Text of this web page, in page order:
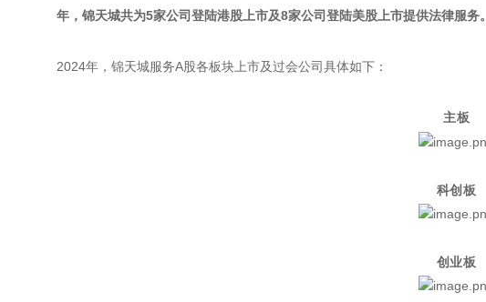
年，锦天城共为5家公司登陆港股上市及8家公司登陆美股上市提供法律服务。
2024年，锦天城服务A股各板块上市及过会公司具体如下：
主板
科创板
创业板